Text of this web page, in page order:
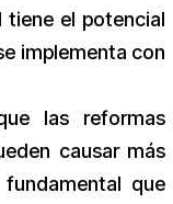
tiene el potencial
implementa con
las reformas
causar más
que